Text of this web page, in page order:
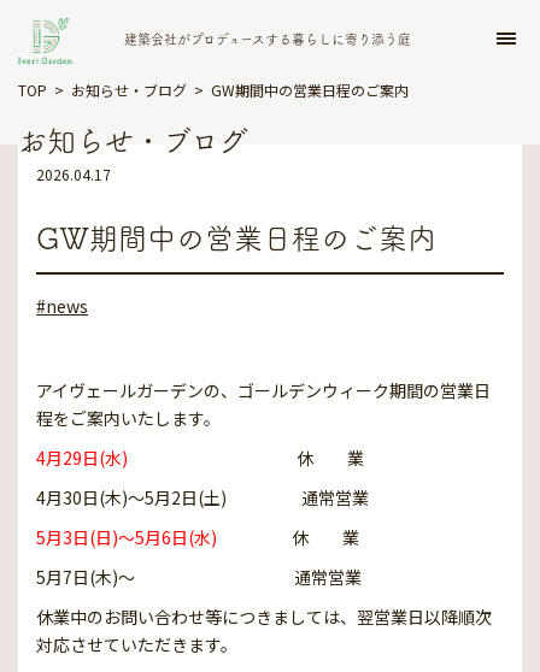
建築会社がプロデュースする暮らしに寄り添う庭
イベント予約 店舗案内
お知らせ・ブログ
プランナー
庭づくりの流れ
お問い合わせ・ご来店予約
TOP お知らせ・ブログ GW期間中の営業日程のご案内
お知らせ・ブログ
2026.04.17
GW期間中の営業日程のご案内
#news
アイヴェールガーデンの、ゴールデンウィーク期間の営業日
程をご案内いたします。
4月29日(水) 休 業
4月30日(木)～5月2日(土) 通常営業
5月3日(日)～5月6日(水)
休 業
5月7日(木)～ 通常営業
休業中のお問い合わせ等につきましては、翌営業日以降順次
対応させていただきます。